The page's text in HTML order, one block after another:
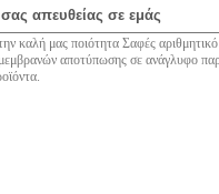
απευθείας σε εμάς